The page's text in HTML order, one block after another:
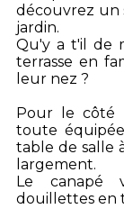
découvrez un
jardin.
Qu'y a t'il de
terrasse en
leur nez ?
Pour le côté
toute
table de salle
largement.
Le canapé
douillettes en